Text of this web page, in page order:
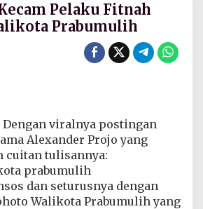
t
u
m
a
m
P
e
l
a
k
Pelaku Fitnah
Prabumulih
Dengan viralnya postingan
Alexander Projo yang
cuitan tulisannya:
prabumulih
dan seturusnya dengan
Walikota Prabumulih yang